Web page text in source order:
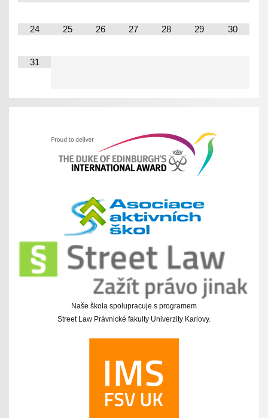
24 25 26 27 28 29 30
31
Naše škola spolupracuje s programem
Street Law Právnické fakulty Univerzity Karlovy.